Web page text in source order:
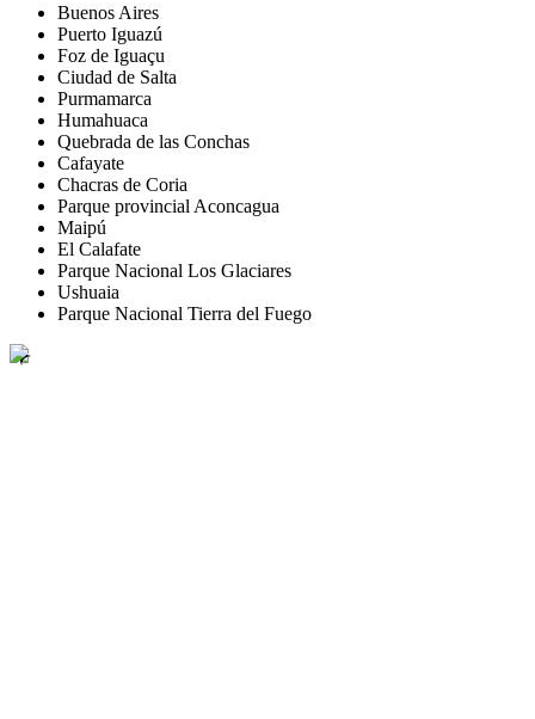
Buenos Aires
Puerto Iguazú
Foz de Iguaçu
Ciudad de Salta
Purmamarca
Humahuaca
Quebrada de las Conchas
Cafayate
Chacras de Coria
Parque provincial Aconcagua
Maipú
El Calafate
Parque Nacional Los Glaciares
Ushuaia
Parque Nacional Tierra del Fuego